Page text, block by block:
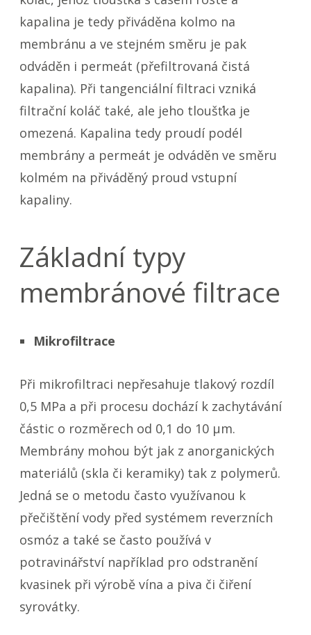
kapalina je tedy přiváděna kolmo na
membránu a ve stejném směru je pak
odváděn i permeát (přefiltrovaná čistá
kapalina). Při tangenciální filtraci vzniká
filtrační koláč také, ale jeho tloušťka je
omezená. Kapalina tedy proudí podél
membrány a permeát je odváděn ve směru
kolmém na přiváděný proud vstupní
kapaliny.
Základní typy
membránové filtrace
Mikrofiltrace
Při mikrofiltraci nepřesahuje tlakový rozdíl
0,5 MPa a při procesu dochází k zachytávání
částic o rozměrech od 0,1 do 10 µm.
Membrány mohou být jak z anorganických
materiálů (skla či keramiky) tak z polymerů.
Jedná se o metodu často využívanou k
přečištění vody před systémem reverzních
osmóz a také se často používá v
potravinářství například pro odstranění
kvasinek při výrobě vína a piva či čiření
syrovátky.